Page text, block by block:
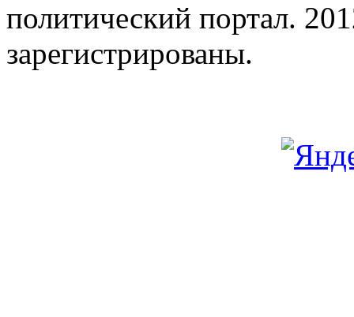
политический портал.
зарегистрированы.